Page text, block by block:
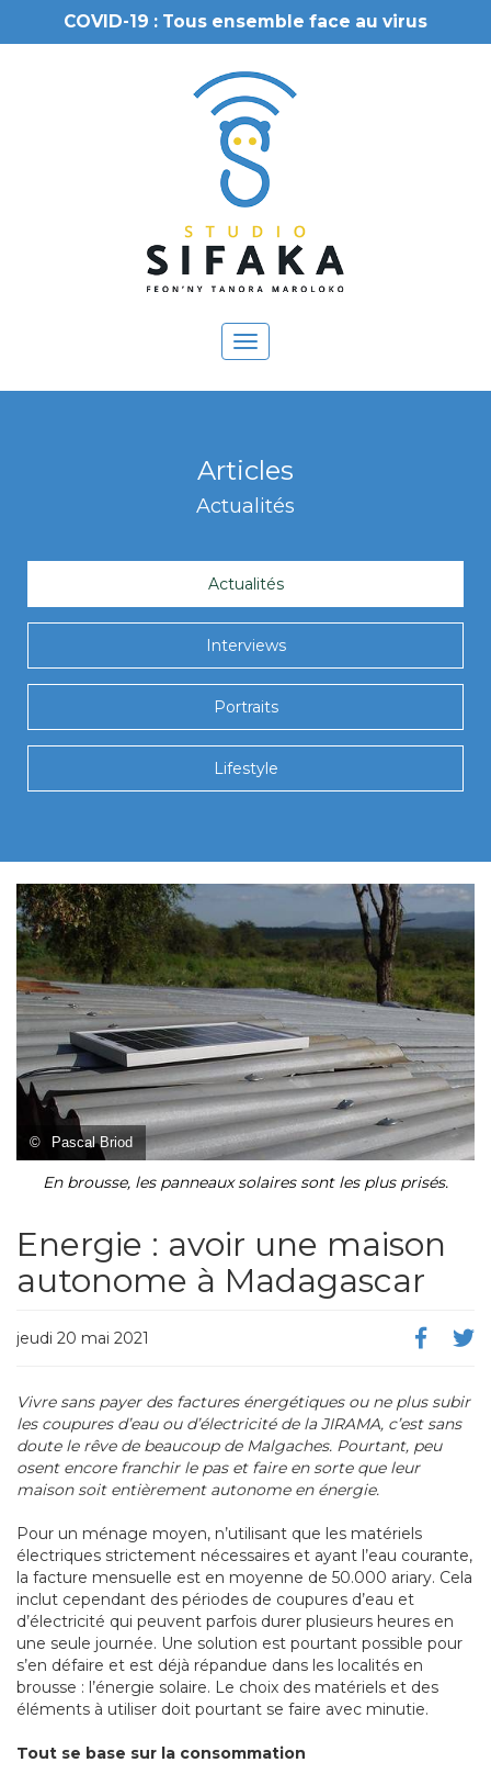
COVID-19 : Tous ensemble face au virus
Toggle
navigation
Articles
Actualités
Actualités
Interviews
Portraits
Lifestyle
© Pascal Briod
En brousse, les panneaux solaires sont les plus prisés.
Energie : avoir une maison
autonome à Madagascar
jeudi 20 mai 2021
Vivre sans payer des factures énergétiques ou ne plus subir
les coupures d’eau ou d’électricité de la JIRAMA, c’est sans
doute le rêve de beaucoup de Malgaches. Pourtant, peu
osent encore franchir le pas et faire en sorte que leur
maison soit entièrement autonome en énergie.
Pour un ménage moyen, n’utilisant que les matériels
électriques strictement nécessaires et ayant l’eau courante,
la facture mensuelle est en moyenne de 50.000 ariary. Cela
inclut cependant des périodes de coupures d’eau et
d’électricité qui peuvent parfois durer plusieurs heures en
une seule journée. Une solution est pourtant possible pour
s’en défaire et est déjà répandue dans les localités en
brousse : l’énergie solaire. Le choix des matériels et des
éléments à utiliser doit pourtant se faire avec minutie.
Tout se base sur la consommation